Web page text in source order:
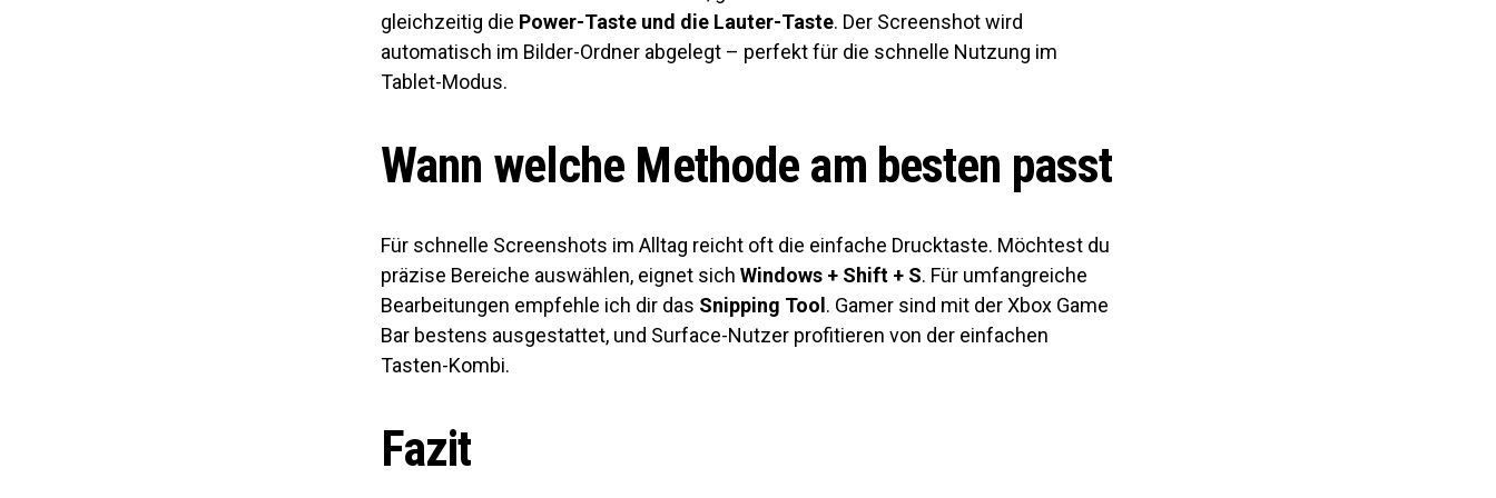
gleichzeitig die Power-Taste und die Lauter-Taste. Der Screenshot wird
automatisch im Bilder-Ordner abgelegt – perfekt für die schnelle Nutzung im
Tablet-Modus.
Wann welche Methode am besten passt
Für schnelle Screenshots im Alltag reicht oft die einfache Drucktaste. Möchtest du
präzise Bereiche auswählen, eignet sich Windows + Shift + S. Für umfangreiche
Bearbeitungen empfehle ich dir das Snipping Tool . Gamer sind mit der Xbox Game
Bar bestens ausgestattet, und Surface-Nutzer profitieren von der einfachen
Tasten-Kombi.
Fazit